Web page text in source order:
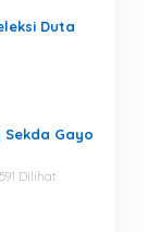
Duta
Sekda Gayo
Dilihat